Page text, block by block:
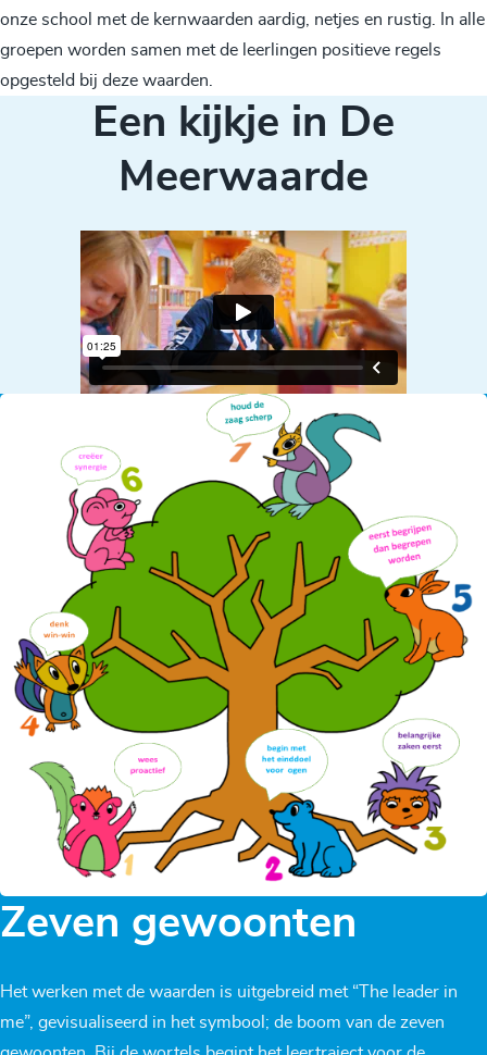
onze school met de kernwaarden aardig, netjes en rustig. In alle
groepen worden samen met de leerlingen positieve regels
opgesteld bij deze waarden.
Een kijkje in De
Meerwaarde
Zeven gewoonten
Het werken met de waarden is uitgebreid met “The leader in
me”, gevisualiseerd in het symbool; de boom van de zeven